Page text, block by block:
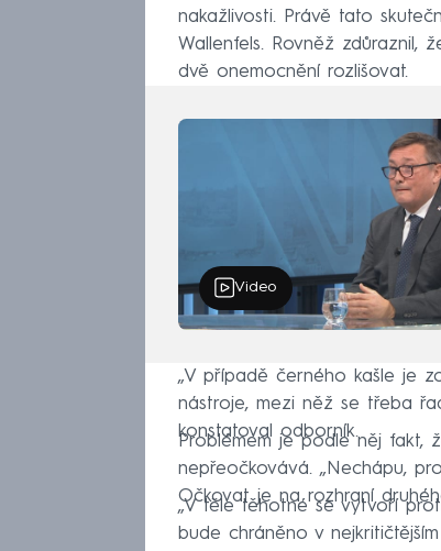
nakažlivosti. Právě tato
Wallenfels. Rovněž zdůraznil,
dvě onemocnění rozlišovat.
Video
„V případě černého kašle je
nástroje, mezi něž se třeba
konstatoval odborník.
Problémem je podle něj fakt,
nepřeočkovává. „Nechápu,
Očkovat je na rozhraní
„V těle těhotné se vytvoří
bude chráněno v